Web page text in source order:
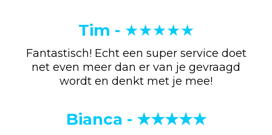
Tim - ★★★★★
Fantastisch! Echt een super service doet
net even meer dan er van je gevraagd
wordt en denkt met je mee!
Bianca - ★★★★★